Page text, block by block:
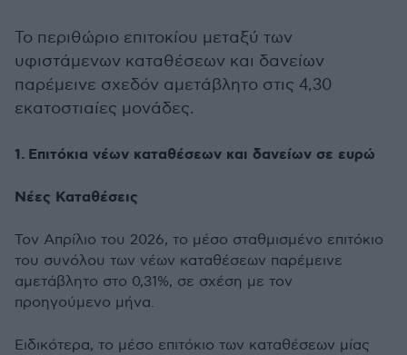
Το περιθώριο επιτοκίου μεταξύ των
υφιστάμενων καταθέσεων και δανείων
παρέμεινε σχεδόν αμετάβλητο στις 4,30
εκατοστιαίες μονάδες.
1. Επιτόκια νέων καταθέσεων και δανείων σε ευρώ
Νέες Καταθέσεις
Τον Απρίλιο του 2026, το μέσο σταθμισμένο επιτόκιο
του συνόλου των νέων καταθέσεων παρέμεινε
αμετάβλητο στο 0,31%, σε σχέση με τον
προηγούμενο μήνα.
Ειδικότερα, το μέσο επιτόκιο των καταθέσεων μίας